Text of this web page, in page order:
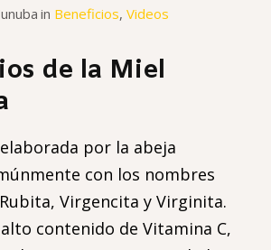
in Beneficios,Videos
de la Miel
por la abeja
con los nombres
Virgencita y Virginita.
contenido de Vitamina C,